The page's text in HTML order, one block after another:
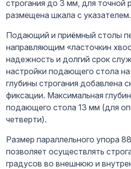
строгания до 3 мм, для точной
размещена шкала с указателем.
Подающий и приёмный столы
направляющим «ласточкин
надежность и долгий срок
настройки подающего стола на
глубины строгания добавлена
фиксации. Максимальная
подающего стола 13 мм (для
четверти).
Размер параллельного упора
позволяет осуществлять
градусов во внешнюю и